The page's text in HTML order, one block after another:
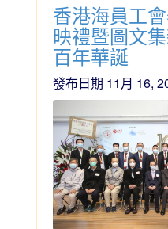
香港海員工
映禮暨圖文
百年華誕
發布日期 11月 16,